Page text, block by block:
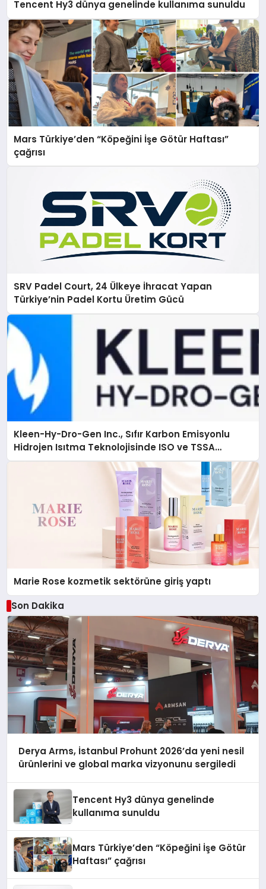
Tencent Hy3 dünya genelinde kullanıma sunuldu
Mars Türkiye’den “Köpeğini İşe Götür Haftası”
çağrısı
SRV Padel Court, 24 Ülkeye İhracat Yapan
Türkiye’nin Padel Kortu Üretim Gücü
Kleen-Hy-Dro-Gen Inc., Sıfır Karbon Emisyonlu
Hidrojen Isıtma Teknolojisinde ISO ve TSSA
Düzenleyici Onaylarını Aldı
Marie Rose kozmetik sektörüne giriş yaptı
Son Dakika
Derya Arms, İstanbul Prohunt 2026’da yeni nesil
ürünlerini ve global marka vizyonunu sergiledi
Tencent Hy3 dünya genelinde
kullanıma sunuldu
Mars Türkiye’den “Köpeğini İşe Götür
Haftası” çağrısı